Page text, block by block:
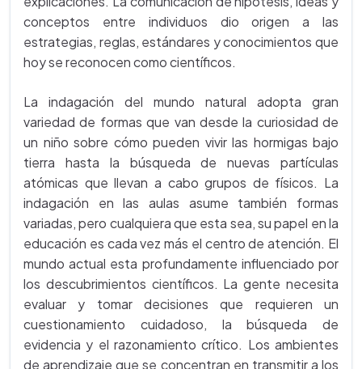
conceptos entre individuos dio origen a las
estrategias, reglas, estándares y conocimientos que
hoy se reconocen como científicos.
La indagación del mundo natural adopta gran
variedad de formas que van desde la curiosidad de
un niño sobre cómo pueden vivir las hormigas bajo
tierra hasta la búsqueda de nuevas partículas
atómicas que llevan a cabo grupos de físicos. La
indagación en las aulas asume también formas
variadas, pero cualquiera que esta sea, su papel en la
educación es cada vez más el centro de atención. El
mundo actual esta profundamente influenciado por
los descubrimientos científicos. La gente necesita
evaluar y tomar decisiones que requieren un
cuestionamiento cuidadoso, la búsqueda de
evidencia y el razonamiento crítico. Los ambientes
de aprendizaje que se concentran en transmitir a los